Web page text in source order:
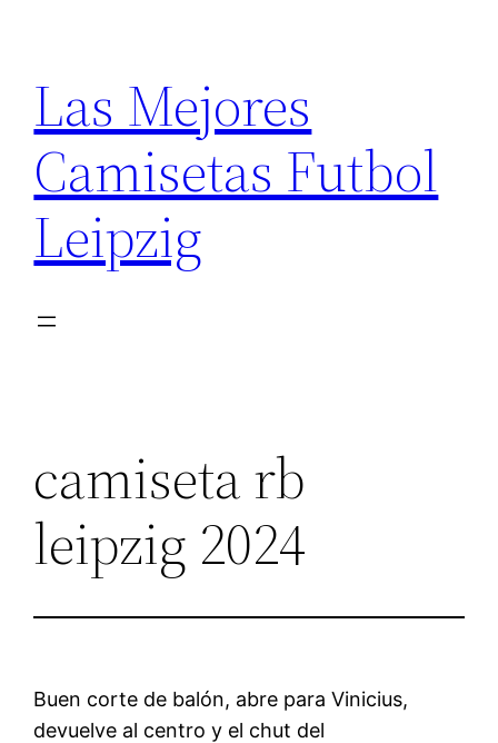
contenido
Las Mejores
Camisetas Futbol
Leipzig
camiseta rb
leipzig 2024
Buen corte de balón, abre para Vinicius,
devuelve al centro y el chut del